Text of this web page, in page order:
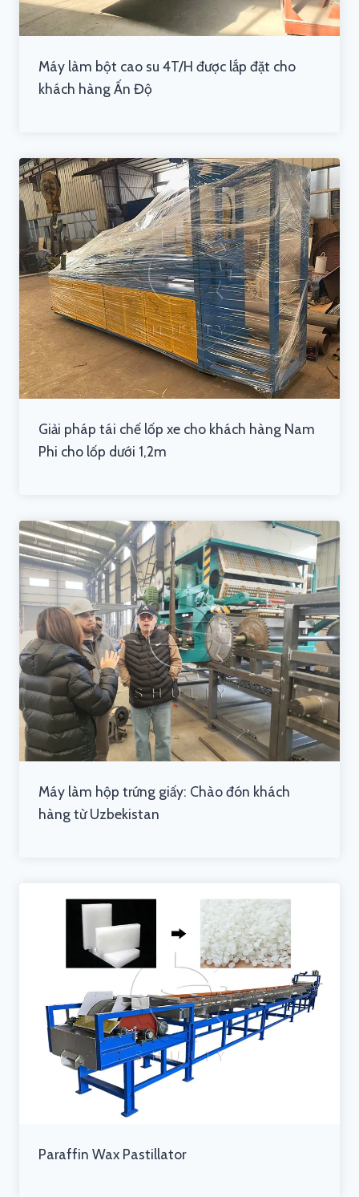
Máy làm bột cao su 4T/H được lắp đặt cho
khách hàng Ấn Độ
Giải pháp tái chế lốp xe cho khách hàng Nam
Phi cho lốp dưới 1,2m
Máy làm hộp trứng giấy: Chào đón khách
hàng từ Uzbekistan
Paraffin Wax Pastillator